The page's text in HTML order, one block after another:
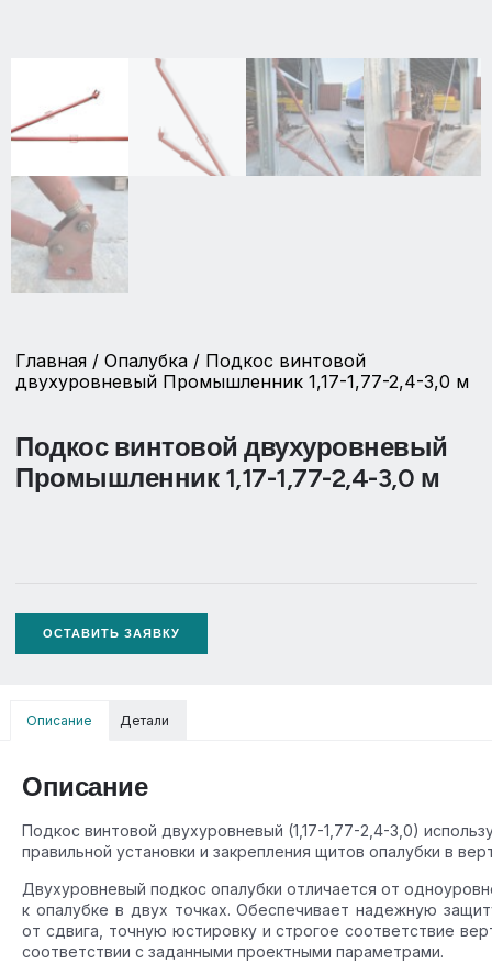
Главная / Опалубка / Подкос винтовой
двухуровневый Промышленник 1,17-1,77-2,4-3,0 м
Подкос винтовой двухуровневый
Промышленник 1,17-1,77-2,4-3,0 м
ОСТАВИТЬ ЗАЯВКУ
Описание Детали
Описание
Подкос винтовой двухуровневый (1,17-1,77-2,4-3,0)
правильной установки и закрепления щитов опалубки в
Двухуровневый подкос опалубки отличается от
к опалубке в двух точках. Обеспечивает надежную
от сдвига, точную юстировку и строгое соответствие
соответствии с заданными проектными параметрами.